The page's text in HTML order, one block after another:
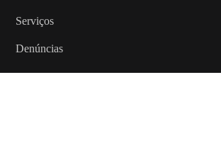
Serviços
Denúncias